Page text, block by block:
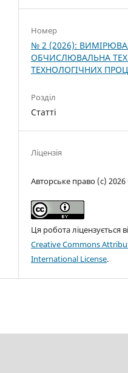
Номер
№ 2 (2026):
ОБЧИСЛЮВАЛЬНА
ТЕХНОЛОГІЧНИХ
Розділ
Статті
Ліцензія
Авторське право (c)
Ця робота ліцензується
Creative Commons
International License.